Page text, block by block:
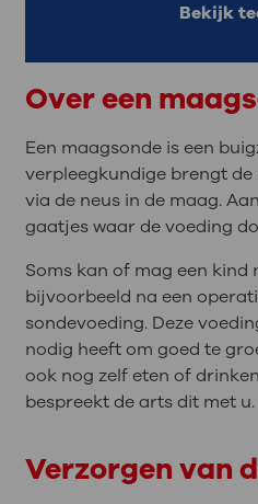
Bekijk
Over een
Een maagsonde is een
verpleegkundige brengt
via de neus in de maag.
gaatjes waar de voeding
Soms kan of mag een kind
bijvoorbeeld na een
sondevoeding. Deze
nodig heeft om goed te
ook nog zelf eten of
bespreekt de arts dit met u.
Verzorgen van